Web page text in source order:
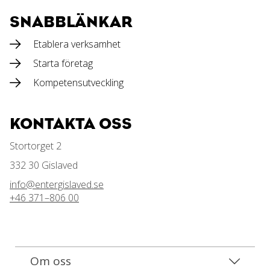
SNABBLÄNKAR
Etablera verksamhet
Starta företag
Kompetensutveckling
KONTAKTA OSS
Stortorget 2
332 30 Gislaved
info@entergislaved.se
+46 371–806 00
Om oss